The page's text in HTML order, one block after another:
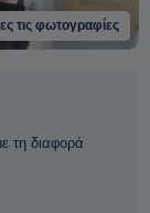
τις φωτογραφίες
τη διαφορά